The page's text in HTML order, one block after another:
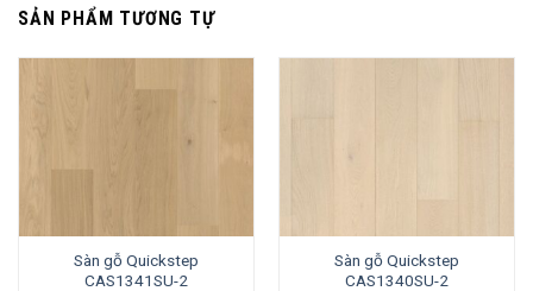
SẢN PHẨM TƯƠNG TỰ
Sàn gỗ Quickstep
CAS1341SU-2
Sàn gỗ Quickstep
CAS1340SU-2